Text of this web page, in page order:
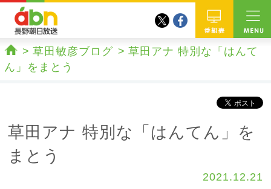
番組
twitterfacebook
ホーム
草田敏彦ブログ
草田アナ 特別な「はんて
ん」をまとう
草田アナ 特別な「はんてん」を
まとう
2021.12.21